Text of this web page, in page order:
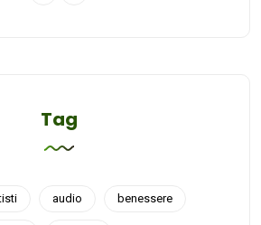
Tag
audio benessere